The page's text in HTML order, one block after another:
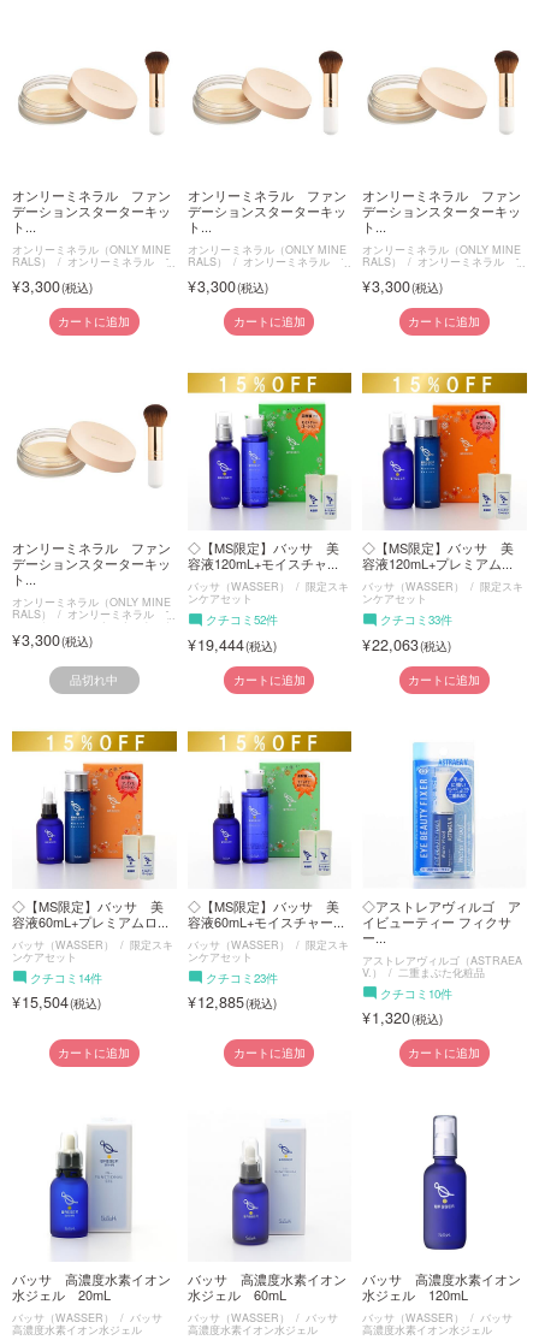
オンリーミネラル ファン
デーションスターターキッ
ト...
オンリーミネラル（ONLY MINE
RALS） オンリーミネラル フ
3,300
カートに追加
オンリーミネラル ファン
デーションスターターキッ
ト...
オンリーミネラル（ONLY MINE
RALS） オンリーミネラル フ
3,300
カートに追加
オンリーミネラル ファン
デーションスターターキッ
ト...
オンリーミネラル（ONLY MINE
RALS） オンリーミネラル フ
3,300
カートに追加
オンリーミネラル ファン
デーションスターターキッ
ト...
オンリーミネラル（ONLY MINE
RALS） オンリーミネラル フ
ァンデーションスターターキット
3,300
品切れ中
◇【MS限定】バッサ 美
容液120mL+モイスチャ...
バッサ（WASSER） 限定スキ
ンケアセット
クチコミ52件
19,444
カートに追加
◇【MS限定】バッサ 美
容液120mL+プレミアム...
バッサ（WASSER） 限定スキ
ンケアセット
クチコミ33件
22,063
カートに追加
◇【MS限定】バッサ 美
容液60mL+プレミアムロ...
バッサ（WASSER） 限定スキ
ンケアセット
クチコミ14件
15,504
カートに追加
◇【MS限定】バッサ 美
容液60mL+モイスチャー...
バッサ（WASSER） 限定スキ
ンケアセット
クチコミ23件
12,885
カートに追加
◇アストレアヴィルゴ ア
イビューティー フィクサ
ー...
アストレアヴィルゴ（ASTRAEA
V.） 二重まぶた化粧品
クチコミ10件
1,320
カートに追加
バッサ 高濃度水素イオン
水ジェル 20mL
バッサ（WASSER） バッサ
高濃度水素イオン水ジェル
バッサ 高濃度水素イオン
水ジェル 60mL
バッサ（WASSER） バッサ
高濃度水素イオン水ジェル
バッサ 高濃度水素イオン
水ジェル 120mL
バッサ（WASSER） バッサ
高濃度水素イオン水ジェル